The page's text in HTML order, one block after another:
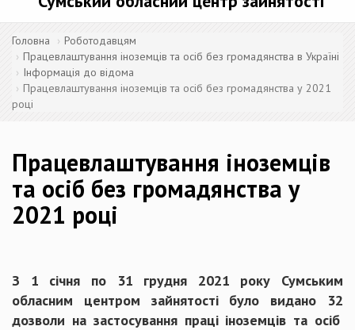
Головна
Роботодавцям
Працевлаштування іноземців та осіб без громадянства в Україні
Інформація до відома
Працевлаштування іноземців та осіб без громадянства у 2021
році
Працевлаштування іноземців
та осіб без громадянства у
2021 році
З 1 січня по 31 грудня 2021 року Сумським
обласним центром зайнятостібуло видано 32
дозволи на застосування праці іноземців та осіб